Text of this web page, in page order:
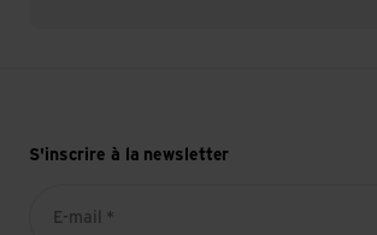
S'inscrire à la newsletter
E-mail *